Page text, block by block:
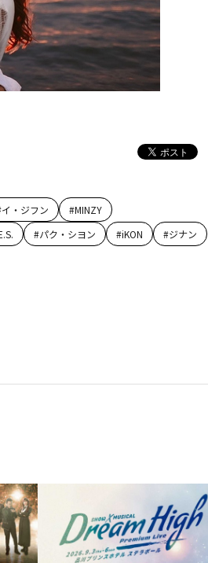
イ・ジフン #MINZY
#パク・シヨン #iKON #ジナン